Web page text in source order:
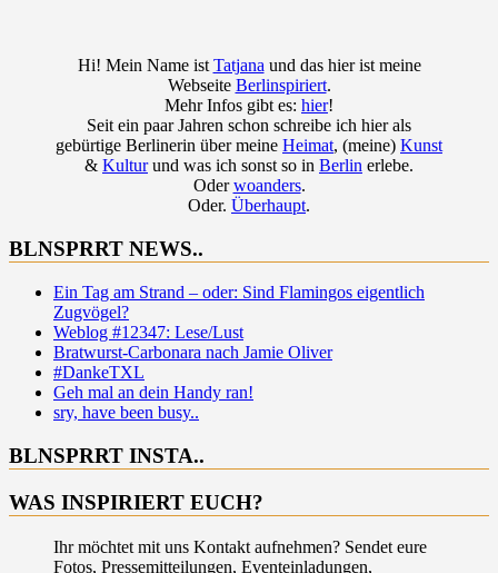
Hi! Mein Name ist Tatjana und das hier ist meine
Webseite Berlinspiriert.
Mehr Infos gibt es: hier!
Seit ein paar Jahren schon schreibe ich hier als
gebürtige Berlinerin über meine Heimat, (meine) Kunst
& Kulturund was ich sonst so in Berlin erlebe.
Oderwoanders.
Oder. Überhaupt.
BLNSPRRT NEWS..
Ein Tag am Strand – oder: Sind Flamingos eigentlich
Zugvögel?
Weblog #12347: Lese/Lust
Bratwurst-Carbonara nach Jamie Oliver
#DankeTXL
Geh mal an dein Handy ran!
sry, have been busy..
BLNSPRRT INSTA..
WAS INSPIRIERT EUCH?
Ihr möchtet mit uns Kontakt aufnehmen? Sendet eure
Fotos, Pressemitteilungen, Eventeinladungen,